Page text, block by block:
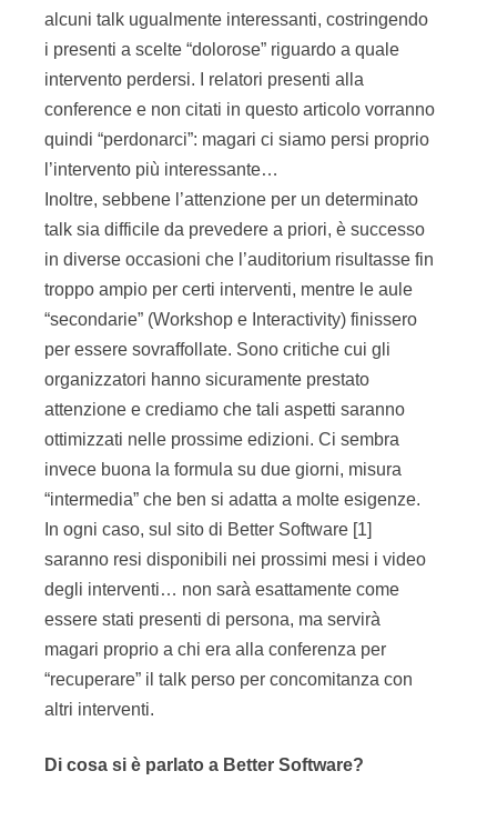
alcuni talk ugualmente interessanti, costringendo
i presenti a scelte “dolorose” riguardo a quale
intervento perdersi. I relatori presenti alla
conference e non citati in questo articolo vorranno
quindi “perdonarci”: magari ci siamo persi proprio
l’intervento più interessante…
Inoltre, sebbene l’attenzione per un determinato
talk sia difficile da prevedere a priori, è successo
in diverse occasioni che l’auditorium risultasse fin
troppo ampio per certi interventi, mentre le aule
“secondarie” (Workshop e Interactivity) finissero
per essere sovraffollate. Sono critiche cui gli
organizzatori hanno sicuramente prestato
attenzione e crediamo che tali aspetti saranno
ottimizzati nelle prossime edizioni. Ci sembra
invece buona la formula su due giorni, misura
“intermedia” che ben si adatta a molte esigenze.
In ogni caso, sul sito di Better Software [1]
saranno resi disponibili nei prossimi mesi i video
degli interventi… non sarà esattamente come
essere stati presenti di persona, ma servirà
magari proprio a chi era alla conferenza per
“recuperare” il talk perso per concomitanza con
altri interventi.
Di cosa si è parlato a Better Software?